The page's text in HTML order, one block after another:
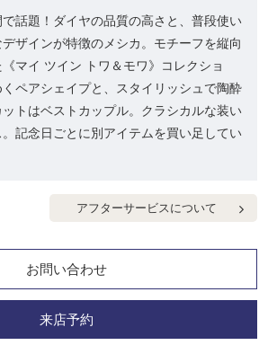
話題！ダイヤの品質の高さと、普段使い
ザインが特徴のメシカ。モチーフを縦向
マイ ツイン トワ＆モワ》コレクショ
ペアシェイプと、スタイリッシュで陶酔
トはベストカップル。クラシカルな装い
記念日ごとに別アイテムを買い足してい
アフターサービスについて
お問い合わせ
来店予約